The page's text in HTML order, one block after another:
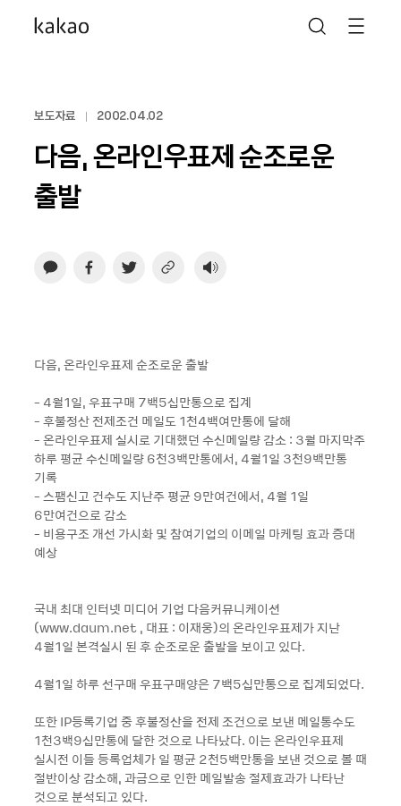
보도자료 2002.04.02
다음, 온라인우표제 순조로운
출발
다음, 온라인우표제 순조로운 출발
- 4월1일, 우표구매 7백5십만통으로 집계
- 후불정산 전제조건 메일도 1천4백여만통에 달해
- 온라인우표제 실시로 기대했던 수신메일량 감소 : 3월 마지막주
하루 평균 수신메일량 6천3백만통에서, 4월1일 3천9백만통
기록
- 스팸신고 건수도 지난주 평균 9만여건에서, 4월 1일
6만여건으로 감소
- 비용구조 개선 가시화 및 참여기업의 이메일 마케팅 효과 증대
예상
국내 최대 인터넷 미디어 기업 다음커뮤니케이션
(www.daum.net , 대표 : 이재웅)의 온라인우표제가 지난
4월1일 본격실시 된 후 순조로운 출발을 보이고 있다.
4월1일 하루 선구매 우표구매양은 7백5십만통으로 집계되었다.
또한 IP등록기업 중 후불정산을 전제 조건으로 보낸 메일통수도
1천3백9십만통에 달한 것으로 나타났다. 이는 온라인우표제
실시전 이들 등록업체가 일 평균 2천5백만통을 보낸 것으로 볼 때
절반이상 감소해, 과금으로 인한 메일발송 절제효과가 나타난
것으로 분석되고 있다.